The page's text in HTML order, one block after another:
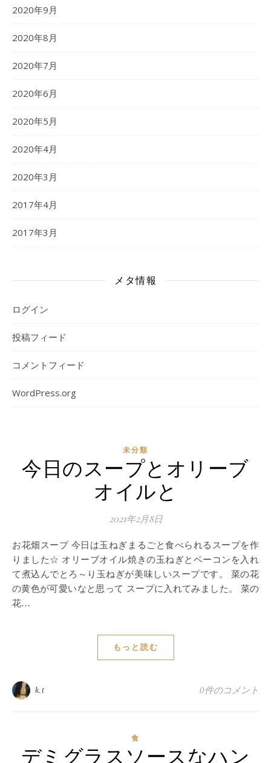
2020年9月
2020年8月
2020年7月
2020年6月
2020年5月
2020年4月
2020年3月
2017年4月
2017年3月
メタ情報
ログイン
投稿フィード
コメントフィード
WordPress.org
未分類
今日のスープとオリーブ
オイルと
2021年2月8日
お花畑スープ 今日は玉ねぎまるごと食べられるスープを作
りました☆ オリーブオイル焼きの玉ねぎとベーコンを入れ
て煮込んでとろ～り玉ねぎが美味しいスープです。 菜の花
の黄色が可愛いなと思って スープに入れてみました。 菜の
花…
もっと読む
k.t 0件のコメント
食
デミグラスソースなハン